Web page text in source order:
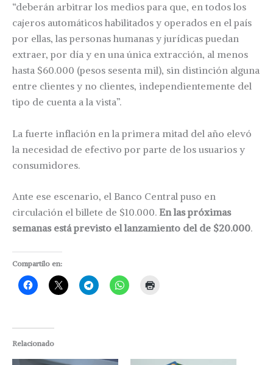
“deberán arbitrar los medios para que, en todos los
cajeros automáticos habilitados y operados en el país
por ellas, las personas humanas y jurídicas puedan
extraer, por día y en una única extracción, al menos
hasta $60.000 (pesos sesenta mil), sin distinción alguna
entre clientes y no clientes, independientemente del
tipo de cuenta a la vista”.
La fuerte inflación en la primera mitad del año elevó
la necesidad de efectivo por parte de los usuarios y
consumidores.
Ante ese escenario, el Banco Central puso en
circulación el billete de $10.000. En las próximas
semanas está previsto el lanzamiento del de $20.000.
Compartilo en:
Relacionado